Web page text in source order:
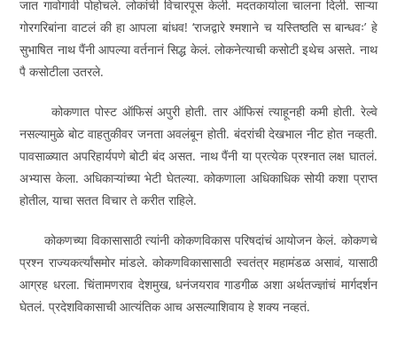
जात गावोगावी पोहोचले. लोकांची विचारपूस केली. मदतकार्याला चालना दिली. साऱ्या
गोरगरिबांना वाटलं की हा आपला बांधव! ‘राजद्वारे श्‍मशाने च यस्तिष्ठति स बान्धवः’ हे
सुभाषित नाथ पैंनी आपल्या वर्तनानं सिद्ध केलं. लोकनेत्याची कसोटी इथेच असते. नाथ
पै कसोटीला उतरले.
कोकणात पोस्ट ऑफिसं अपुरी होती. तार ऑफिसं त्याहूनही कमी होती. रेल्वे
नसल्यामुळे बोट वाहतुकीवर जनता अवलंबून होती. बंदरांची देखभाल नीट होत नव्हती.
पावसाळ्यात अपरिहार्यपणे बोटी बंद असत. नाथ पैंनी या प्रत्येक प्रश्‍नात लक्ष घातलं.
अभ्यास केला. अधिकाऱ्यांच्या भेटी घेतल्या. कोकणाला अधिकाधिक सोयी कशा प्राप्त
होतील, याचा सतत विचार ते करीत राहिले.
कोकणच्या विकासासाठी त्यांनी कोकणविकास परिषदांचं आयोजन केलं. कोकणचे
प्रश्‍न राज्यकर्त्यांसमोर मांडले. कोकणविकासासाठी स्वतंत्र महामंडळ असावं, यासाठी
आग्रह धरला. चिंतामणराव देशमुख, धनंजयराव गाडगीळ अशा अर्थतज्ज्ञांचं मार्गदर्शन
घेतलं. प्रदेशविकासाची आत्यंतिक आच असल्याशिवाय हे शक्य नव्हतं.